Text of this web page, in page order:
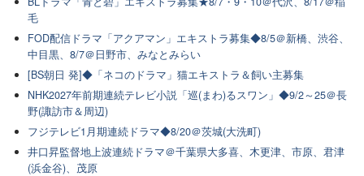
毛
FOD配信ドラマ「アクアマン」エキストラ募集◆8/5＠新橋、渋谷、
中目黒、8/7＠日野市、みなとみらい
[BS朝日 発]◆「ネコのドラマ」猫エキストラ＆飼い主募集
NHK2027年前期連続テレビ小説「巡(まわ)るスワン」◆9/2～25＠長
野(諏訪市＆周辺)
フジテレビ1月期連続ドラマ◆8/20＠茨城(大洗町)
井口昇監督地上波連続ドラマ＠千葉県大多喜、木更津、市原、君津
(浜金谷)、茂原